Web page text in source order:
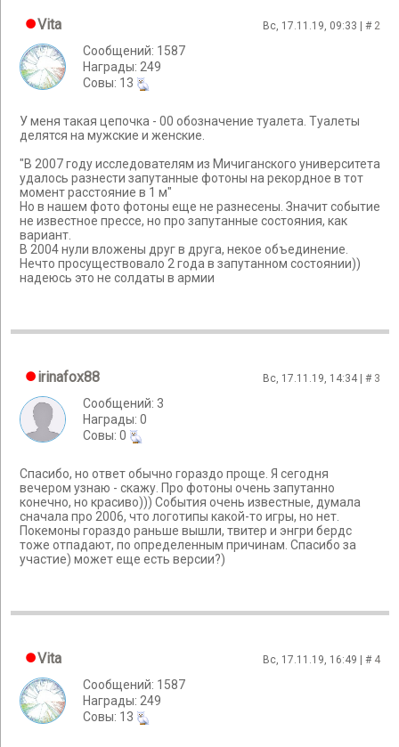
Vita Вс, 17.11.19, 09:33 | # 2
Сообщений: 1587
Награды: 249
Cовы: 13
У меня такая цепочка - 00 обозначение туалета. Туалеты
делятся на мужские и женские.
"В 2007 году исследователям из Мичиганского университета
удалось разнести запутанные фотоны на рекордное в тот
момент расстояние в 1 м"
Но в нашем фото фотоны еще не разнесены. Значит событие
не известное прессе, но про запутанные состояния, как
вариант.
В 2004 нули вложены друг в друга, некое объединение.
Нечто просуществовало 2 года в запутанном состоянии))
надеюсь это не солдаты в армии
irinafox88 Вс, 17.11.19, 14:34 | # 3
Сообщений: 3
Награды: 0
Cовы: 0
Спасибо, но ответ обычно гораздо проще. Я сегодня
вечером узнаю - скажу. Про фотоны очень запутанно
конечно, но красиво))) События очень известные, думала
сначала про 2006, что логотипы какой-то игры, но нет.
Покемоны гораздо раньше вышли, твитер и энгри бердс
тоже отпадают, по определенным причинам. Спасибо за
участие) может еще есть версии?)
Vita Вс, 17.11.19, 16:49 | # 4
Сообщений: 1587
Награды: 249
Cовы: 13